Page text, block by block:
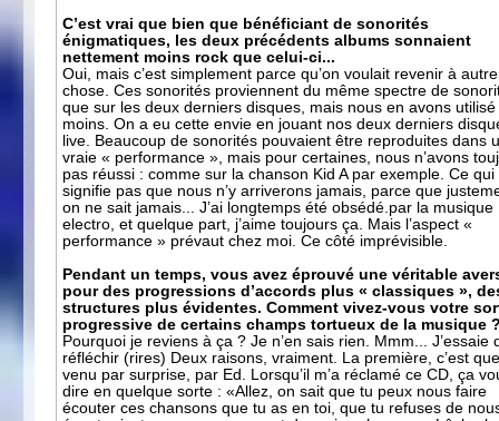
C’est vrai que bien que bénéficiant de sonorités
énigmatiques, les deux précédents albums sonnaient
nettement moins rock que celui-ci...
Oui, mais c’est simplement parce qu’on voulait revenir à autre
chose. Ces sonorités proviennent du même spectre de
que sur les deux derniers disques, mais nous en avons utilisé
moins. On a eu cette envie en jouant nos deux derniers
live. Beaucoup de sonorités pouvaient être reproduites dans
vraie « performance », mais pour certaines, nous n’avons
pas réussi : comme sur la chanson Kid A par exemple. Ce qui
signifie pas que nous n’y arriverons jamais, parce que
on ne sait jamais... J’ai longtemps été obsédé.par la musique
electro, et quelque part, j’aime toujours ça. Mais l’aspect «
performance » prévaut chez moi. Ce côté imprévisible.
Pendant un temps, vous avez éprouvé une véritable
pour des progressions d’accords plus « classiques »,
structures plus évidentes. Comment vivez-vous votre
progressive de certains champs tortueux de la musique
Pourquoi je reviens à ça ? Je n’en sais rien. Mmm... J’essaie
réfléchir (rires) Deux raisons, vraiment. La première, c’est que
venu par surprise, par Ed. Lorsqu’il m’a réclamé ce CD, ça
dire en quelque sorte : «Allez, on sait que tu peux nous faire
écouter ces chansons que tu as en toi, que tu refuses de